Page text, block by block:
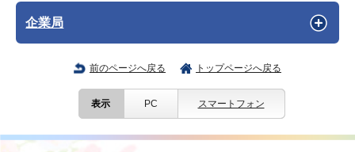
企業局
前のページへ戻る トップページへ戻る
表示 PC スマートフォン